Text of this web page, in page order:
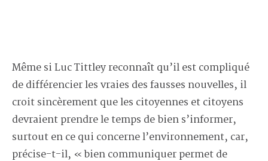
Même si Luc Tittley reconnaît qu’il est compliqué
de différencier les vraies des fausses nouvelles, il
croit sincèrement que les citoyennes et citoyens
devraient prendre le temps de bien s’informer,
surtout en ce qui concerne l’environnement, car,
précise-t-il, « bien communiquer permet de